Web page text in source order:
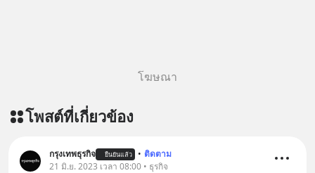
โฆษณา
โพสต์ที่เกี่ยวข้อง
กรุงเทพธุรกิจ ยืนยันแล้ว • ติดตาม
21 มิ.ย. 2023 เวลา 08:00 • ธุรกิจ